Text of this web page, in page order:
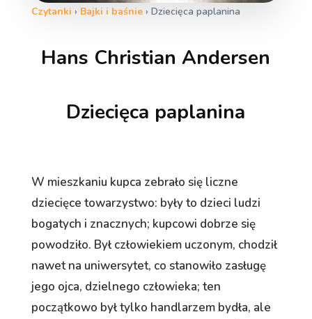
Czytanki › Bajki i baśnie› Dziecięca paplanina
Hans Christian Andersen
Dziecięca paplanina
W mieszkaniu kupca zebrało się liczne
dziecięce towarzystwo: były to dzieci ludzi
bogatych i znacznych; kupcowi dobrze się
powodziło. Był człowiekiem uczonym, chodził
nawet na uniwersytet, co stanowiło zasługę
jego ojca, dzielnego człowieka; ten
początkowo był tylko handlarzem bydła, ale